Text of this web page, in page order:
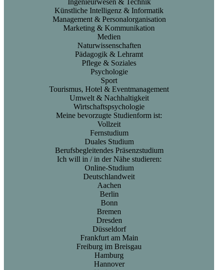
Ingenieurwesen & Technik
Künstliche Intelligenz & Informatik
Management & Personalorganisation
Marketing & Kommunikation
Medien
Naturwissenschaften
Pädagogik & Lehramt
Pflege & Soziales
Psychologie
Sport
Tourismus, Hotel & Eventmanagement
Umwelt & Nachhaltigkeit
Wirtschaftspsychologie
Meine bevorzugte Studienform ist:
Vollzeit
Fernstudium
Duales Studium
Berufsbegleitendes Präsenzstudium
Ich will in / in der Nähe studieren:
Online-Studium
Deutschlandweit
Aachen
Berlin
Bonn
Bremen
Dresden
Düsseldorf
Frankfurt am Main
Freiburg im Breisgau
Hamburg
Hannover